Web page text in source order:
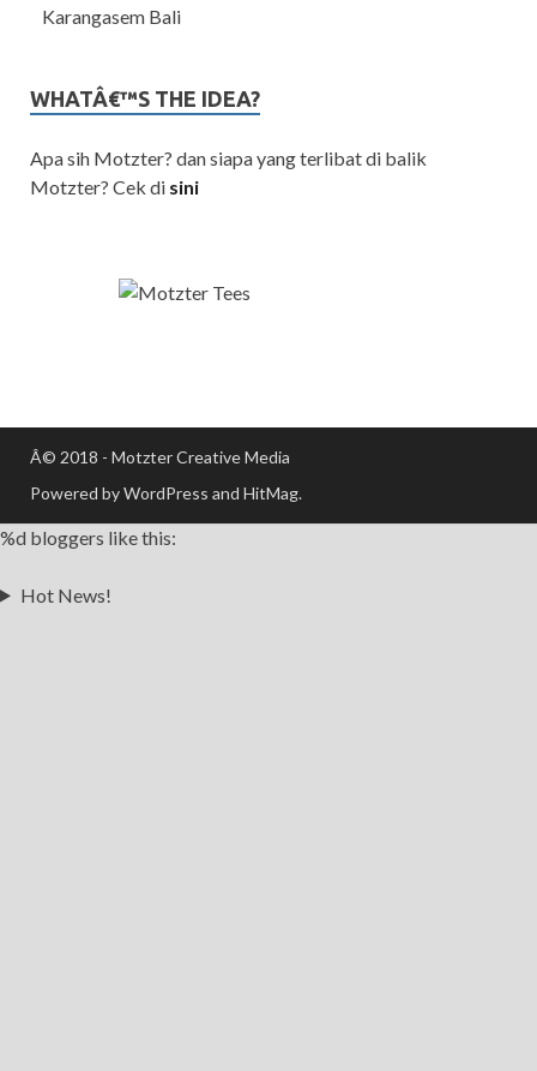
Karangasem Bali
WHATÂ€™S THE IDEA?
Apa sih Motzter? dan siapa yang terlibat di balik
Motzter? Cek di sini
Â© 2018 - Motzter Creative Media
Powered by WordPress and HitMag.
%d bloggers like this:
Hot News!